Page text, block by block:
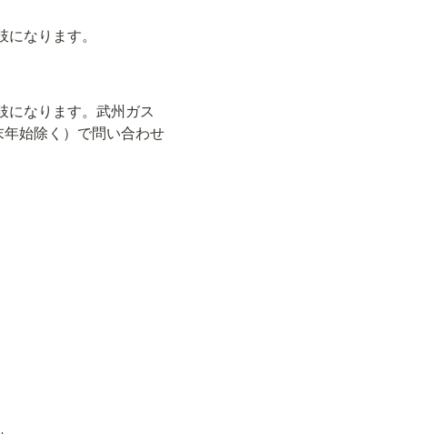
なります。
になります。武州ガス
始除く）で問い合わせ